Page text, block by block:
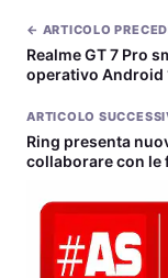
← ARTICOLO
Realme GT 7 Pro
operativo Android
ARTICOLO
Ring presenta
collaborare con le